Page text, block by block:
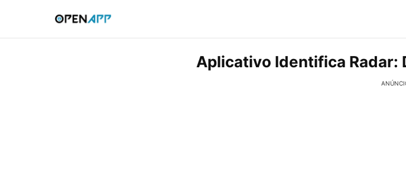
Aplicativo Identifica Radar: